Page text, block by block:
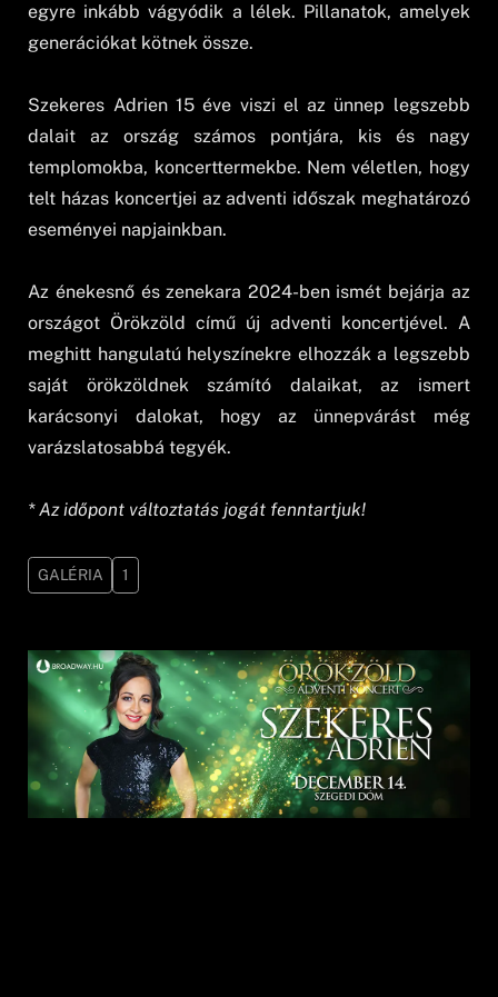
egyre inkább vágyódik a lélek. Pillanatok, amelyek
generációkat kötnek össze.
Szekeres Adrien 15 éve viszi el az ünnep legszebb
dalait az ország számos pontjára, kis és nagy
templomokba, koncerttermekbe. Nem véletlen, hogy
telt házas koncertjei az adventi időszak meghatározó
eseményei napjainkban.
Az énekesnő és zenekara 2024-ben ismét bejárja az
országot Örökzöld című új adventi koncertjével. A
meghitt hangulatú helyszínekre elhozzák a legszebb
saját örökzöldnek számító dalaikat, az ismert
karácsonyi dalokat, hogy az ünnepvárást még
varázslatosabbá tegyék.
* Az időpont változtatás jogát fenntartjuk!
GALÉRIA 1